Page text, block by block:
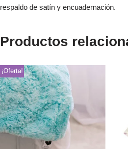
respaldo de satín y encuadernación.
Productos
¡Oferta!